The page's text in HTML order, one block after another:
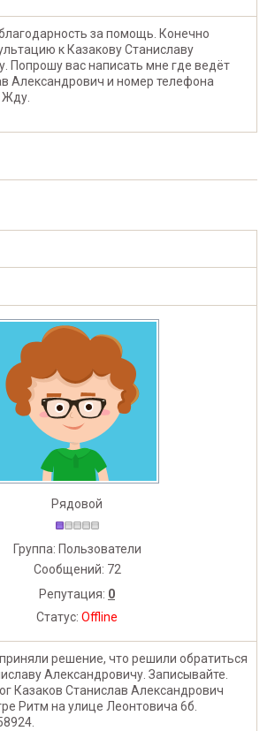
за помощь. Конечно
к Казакову Станиславу
Попрошу вас написать мне где ведёт
Александрович и номер телефона
Жду.
Рядовой
Группа: Пользователи
Сообщений: 72
Репутация: 0
Статус: Offline
решение, что решили обратиться
Александровичу. Записывайте.
Казаков Станислав Александрович
Ритм на улице Леонтовича 6б.